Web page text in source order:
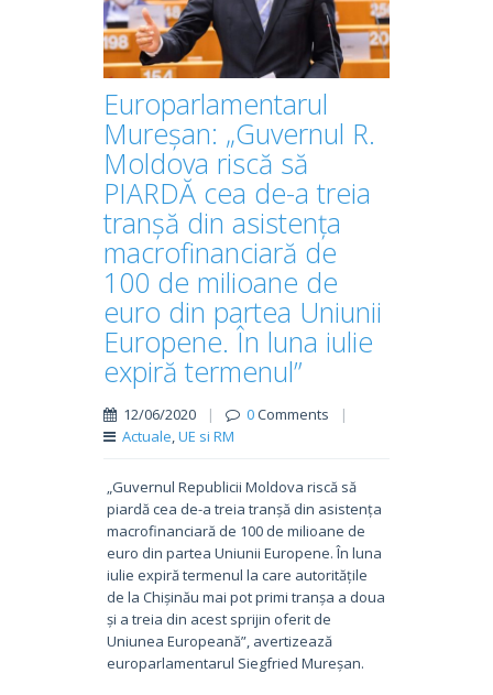
Europarlamentarul
Mureșan: „Guvernul R.
Moldova riscă să
PIARDĂ cea de-a treia
tranșă din asistența
macrofinanciară de
100 de milioane de
euro din partea Uniunii
Europene. În luna iulie
expiră termenul”
12/06/2020 | 0Comments
|
Actuale,UE si RM
„Guvernul Republicii Moldova riscă să
piardă cea de-a treia tranșă din asistența
macrofinanciară de 100 de milioane de
euro din partea Uniunii Europene. În luna
iulie expiră termenul la care autoritățile
de la Chișinău mai pot primi tranșa a doua
și a treia din acest sprijin oferit de
Uniunea Europeană”, avertizează
europarlamentarul Siegfried Mureșan.